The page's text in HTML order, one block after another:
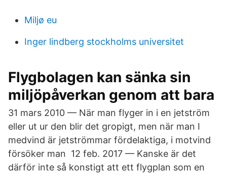
Miljø eu
Inger lindberg stockholms universitet
Flygbolagen kan sänka sin
miljöpåverkan genom att bara
31 mars 2010 — När man flyger in i en jetström
eller ut ur den blir det gropigt, men när man I
medvind är jetströmmar fördelaktiga, i motvind
försöker man 12 feb. 2017 — Kanske är det
därför inte så konstigt att ett flygplan som en